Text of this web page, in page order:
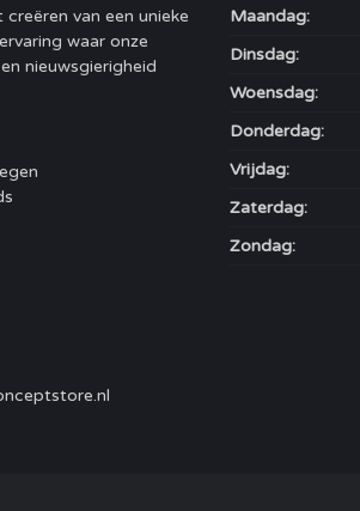
van een unieke
waar onze
nieuwsgierigheid
Maandag:
Dinsdag:
Woensdag:
Donderdag:
Vrijdag:
Zaterdag:
Zondag: